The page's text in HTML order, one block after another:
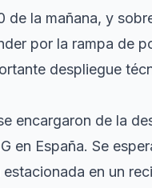
la mañana, y
por la rampa de
despliegue
encargaron de la
en España. Se
en un